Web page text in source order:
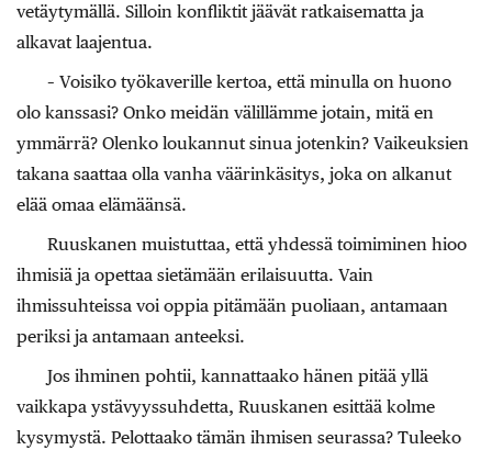
vetäytymällä. Silloin konfliktit jäävät ratkaisematta ja
alkavat laajentua.
– Voisiko työkaverille kertoa, että minulla on huono
olo kanssasi? Onko meidän välillämme jotain, mitä en
ymmärrä? Olenko loukannut sinua jotenkin? Vaikeuksien
takana saattaa olla vanha väärinkäsitys, joka on alkanut
elää omaa elämäänsä.
Ruuskanen muistuttaa, että yhdessä toimiminen hioo
ihmisiä ja opettaa sietämään erilaisuutta. Vain
ihmissuhteissa voi oppia pitämään puoliaan, antamaan
periksi ja antamaan anteeksi.
Jos ihminen pohtii, kannattaako hänen pitää yllä
vaikkapa ystävyyssuhdetta, Ruuskanen esittää kolme
kysymystä. Pelottaako tämän ihmisen seurassa? Tuleeko